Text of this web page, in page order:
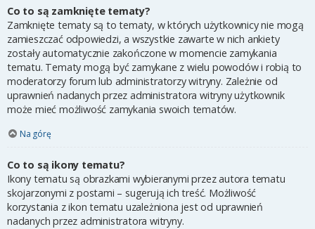
Co to są zamknięte tematy?
Zamknięte tematy są to tematy, w których użytkownicy nie mogą
zamieszczać odpowiedzi, a wszystkie zawarte w nich ankiety
zostały automatycznie zakończone w momencie zamykania
tematu. Tematy mogą być zamykane z wielu powodów i robią to
moderatorzy forum lub administratorzy witryny. Zależnie od
uprawnień nadanych przez administratora witryny użytkownik
może mieć możliwość zamykania swoich tematów.
Na górę
Co to są ikony tematu?
Ikony tematu są obrazkami wybieranymi przez autora tematu
skojarzonymi z postami – sugerują ich treść. Możliwość
korzystania z ikon tematu uzależniona jest od uprawnień
nadanych przez administratora witryny.